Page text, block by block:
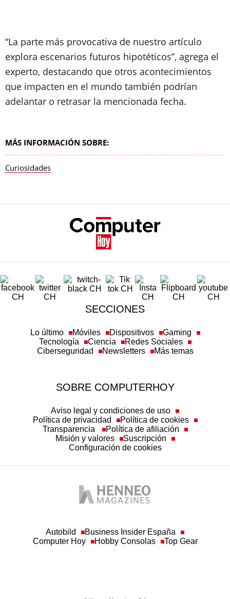
“La parte más provocativa de nuestro artículo
explora escenarios futuros hipotéticos”, agrega el
experto, destacando que otros acontecimientos
que impacten en el mundo también podrían
adelantar o retrasar la mencionada fecha.
MÁS INFORMACIÓN SOBRE:
Curiosidades
SECCIONES
Tecnología
Ciencia
Redes Sociales
Ciberseguridad
Newsletters Más temas
Política de privacidad
Política de cookies
Transparencia
Política de afiliación
Misión y valores
Suscripción
Configuración de cookies
Computer Hoy
Hobby Consolas Top Gear